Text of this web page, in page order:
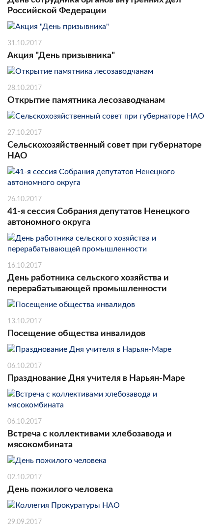
Российской Федерации
31.10.2017
Акция "День призывника"
28.10.2017
Открытие памятника лесозаводчанам
27.10.2017
Сельскохозяйственный совет при губернаторе
НАО
26.10.2017
41-я сессия Собрания депутатов Ненецкого
автономного округа
16.10.2017
День работника сельского хозяйства и
перерабатывающей промышленности
13.10.2017
Посещение общества инвалидов
06.10.2017
Празднование Дня учителя в Нарьян-Маре
06.10.2017
Встреча с коллективами хлебозавода и
мясокомбината
02.10.2017
День пожилого человека
29.09.2017